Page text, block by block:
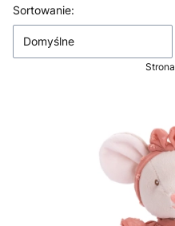
Lista produktów
Sortowanie:
Domyślne
Strona